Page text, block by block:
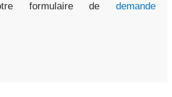
formulaire de demande